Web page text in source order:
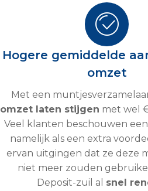
Hogere gemiddelde
omzet
Met een
omzet laten stijgen met wel
Veel klanten beschouwen
namelijk als een extra
ervan uitgingen dat ze deze
niet meer zouden
Deposit-zuil al snel